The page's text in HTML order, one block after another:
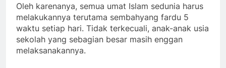
Oleh karenanya, semua umat Islam sedunia harus
melakukannya terutama sembahyang fardu 5
waktu setiap hari. Tidak terkecuali, anak-anak usia
sekolah yang sebagian besar masih enggan
melaksanakannya.